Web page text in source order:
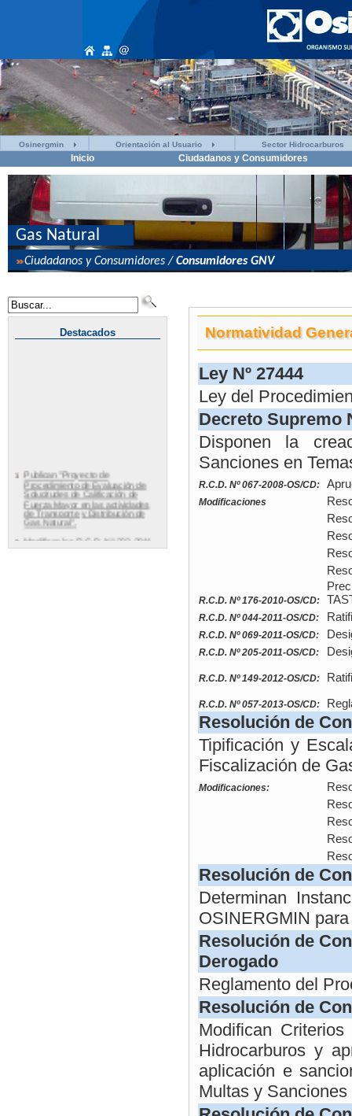
Osinergmin Orientación al Usuario Sector Hidrocarburos
Inicio Ciudadanos y Consumidores